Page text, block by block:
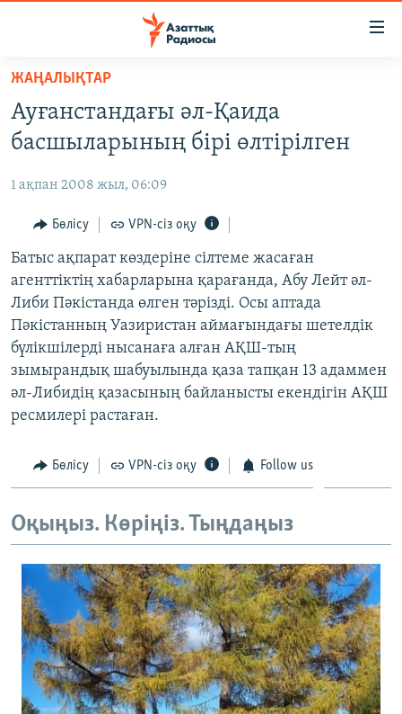
Skip
main
content
to
Navigation
Skip
to
Search
САЯСАТ
ҚАҢТАР ОҚИҒАСЫ
АДАМ ҚҰҚЫҚТАРЫ
ӘЛЕУМЕТ
ӘЛЕМ
АРНАЙЫ ЖОБАЛАР
Русский
ЖАЗЫЛЫҢЫЗ
ЖАҢАЛЫҚТАР
Ауғанстандағы әл-Қаида
басшыларының бірі өлтірілген
1 ақпан 2008 жыл, 06:09
Бөлісу VPN-сіз оқу
Батыс ақпарат көздеріне сілтеме жасаған
агенттіктің хабарларына қарағанда, Абу Лейт әл-
Либи Пәкістанда өлген тәрізді. Осы аптада
Пәкістанның Уазиристан аймағындағы шетелдік
бүлікшілерді нысанаға алған АҚШ-тың
зымырандық шабуылында қаза тапқан 13 адаммен
әл-Либидің қазасының байланысты екендігін АҚШ
ресмилері растаған.
Бөлісу VPN-сіз оқу Follow us
Оқыңыз. Көріңіз. Тыңдаңыз